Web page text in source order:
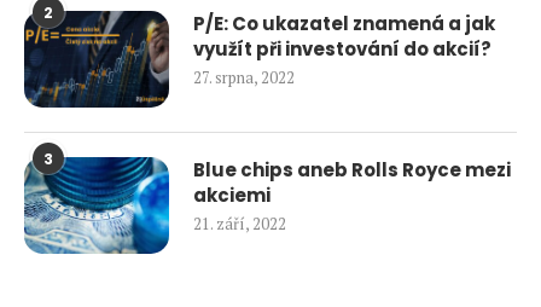
2
P/E: Co ukazatel znamená a jak
využít při investování do akcií?
27. srpna, 2022
3
Blue chips aneb Rolls Royce mezi
akciemi
21. září, 2022